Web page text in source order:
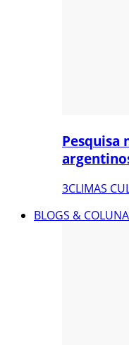
Pesquisa
3CLIMAS
BLOGS &